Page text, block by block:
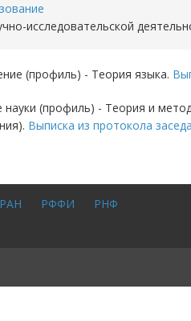
исследовательской
(профиль) - Теория языка.
науки (профиль) - Теория и
Выписка из протокола
РФФИ
РНФ